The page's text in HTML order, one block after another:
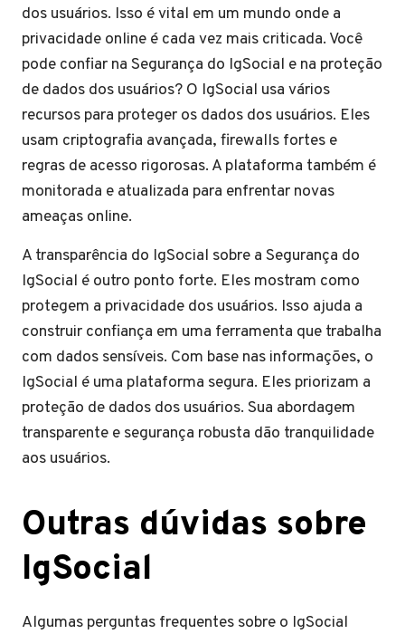
dos usuários. Isso é vital em um mundo onde a
privacidade online é cada vez mais criticada. Você
pode confiar na Segurança do IgSocial e na proteção
de dados dos usuários? O IgSocial usa vários
recursos para proteger os dados dos usuários. Eles
usam criptografia avançada, firewalls fortes e
regras de acesso rigorosas. A plataforma também é
monitorada e atualizada para enfrentar novas
ameaças online.
A transparência do IgSocial sobre a Segurança do
IgSocial é outro ponto forte. Eles mostram como
protegem a privacidade dos usuários. Isso ajuda a
construir confiança em uma ferramenta que trabalha
com dados sensíveis. Com base nas informações, o
IgSocial é uma plataforma segura. Eles priorizam a
proteção de dados dos usuários. Sua abordagem
transparente e segurança robusta dão tranquilidade
aos usuários.
Outras dúvidas sobre
IgSocial
Algumas perguntas frequentes sobre o IgSocial